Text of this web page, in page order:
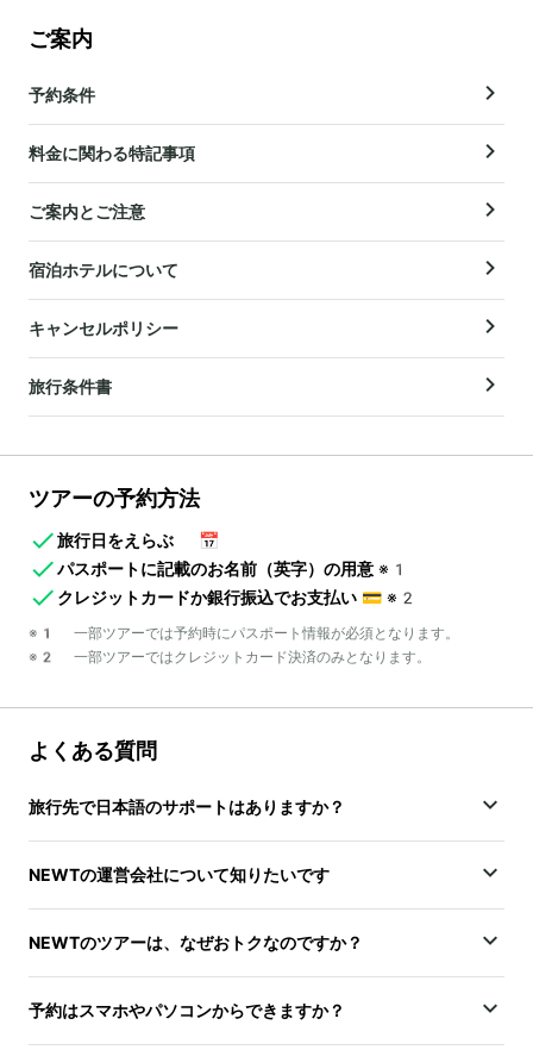
ご案内
予約条件
料金に関わる特記事項
ご案内とご注意
宿泊ホテルについて
キャンセルポリシー
旅行条件書
ツアーの予約方法
旅行日をえらぶ
📅
パスポートに記載のお名前（英字）の用意 ※1
クレジットカードか銀行振込でお支払い 💳 ※2
※1 一部ツアーでは予約時にパスポート情報が必須となります。
※2 一部ツアーではクレジットカード決済のみとなります。
よくある質問
旅行先で日本語のサポートはありますか？
NEWTの運営会社について知りたいです
NEWTのツアーは、なぜおトクなのですか？
予約はスマホやパソコンからできますか？